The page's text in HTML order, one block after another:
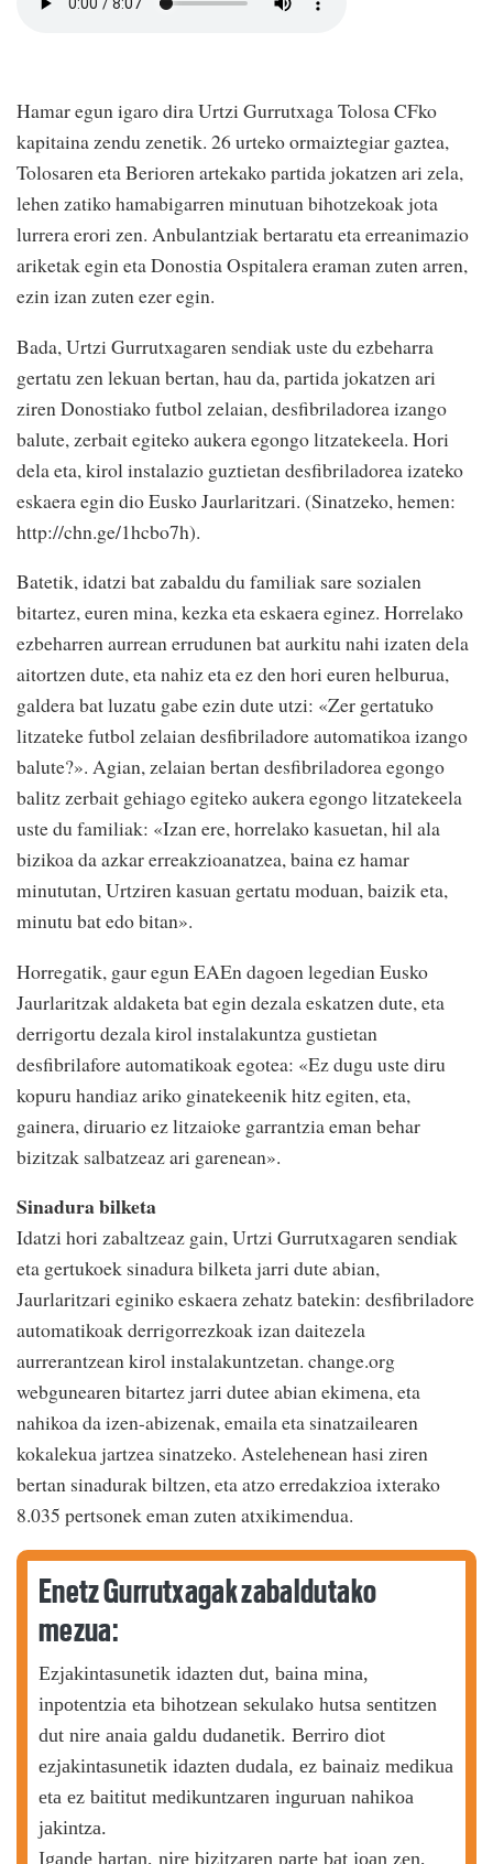
Hamar egun igaro dira Urtzi Gurrutxaga Tolosa CFko
kapitaina zendu zenetik. 26 urteko ormaiztegiar gaztea,
Tolosaren eta Berioren artekako partida jokatzen ari zela,
lehen zatiko hamabigarren minutuan bihotzekoak jota
lurrera erori zen. Anbulantziak bertaratu eta erreanimazio
ariketak egin eta Donostia Ospitalera eraman zuten arren,
ezin izan zuten ezer egin.
Bada, Urtzi Gurrutxagaren sendiak uste du ezbeharra
gertatu zen lekuan bertan, hau da, partida jokatzen ari
ziren Donostiako futbol zelaian, desfibriladorea izango
balute, zerbait egiteko aukera egongo litzatekeela. Hori
dela eta, kirol instalazio guztietan desfibriladorea izateko
eskaera egin dio Eusko Jaurlaritzari. (Sinatzeko, hemen:
http://chn.ge/1hcbo7h).
Batetik, idatzi bat zabaldu du familiak sare sozialen
bitartez, euren mina, kezka eta eskaera eginez. Horrelako
ezbeharren aurrean errudunen bat aurkitu nahi izaten dela
aitortzen dute, eta nahiz eta ez den hori euren helburua,
galdera bat luzatu gabe ezin dute utzi: «Zer gertatuko
litzateke futbol zelaian desfibriladore automatikoa izango
balute?». Agian, zelaian bertan desfibriladorea egongo
balitz zerbait gehiago egiteko aukera egongo litzatekeela
uste du familiak: «Izan ere, horrelako kasuetan, hil ala
bizikoa da azkar erreakzioanatzea, baina ez hamar
minututan, Urtziren kasuan gertatu moduan, baizik eta,
minutu bat edo bitan».
Horregatik, gaur egun EAEn dagoen legedian Eusko
Jaurlaritzak aldaketa bat egin dezala eskatzen dute, eta
derrigortu dezala kirol instalakuntza gustietan
desfibrilafore automatikoak egotea: «Ez dugu uste diru
kopuru handiaz ariko ginatekeenik hitz egiten, eta,
gainera, diruario ez litzaioke garrantzia eman behar
bizitzak salbatzeaz ari garenean».
Sinadura bilketa
Idatzi hori zabaltzeaz gain, Urtzi Gurrutxagaren sendiak
eta gertukoek sinadura bilketa jarri dute abian,
Jaurlaritzari eginiko eskaera zehatz batekin: desfibriladore
automatikoak derrigorrezkoak izan daitezela
aurrerantzean kirol instalakuntzetan. change.org
webgunearen bitartez jarri dutee abian ekimena, eta
nahikoa da izen-abizenak, emaila eta sinatzailearen
kokalekua jartzea sinatzeko. Astelehenean hasi ziren
bertan sinadurak biltzen, eta atzo erredakzioa ixterako
8.035 pertsonek eman zuten atxikimendua.
Enetz Gurrutxagak zabaldutako
mezua:
Ezjakintasunetik idazten dut, baina mina,
inpotentzia eta bihotzean sekulako hutsa sentitzen
dut nire anaia galdu dudanetik. Berriro diot
ezjakintasunetik idazten dudala, ez bainaiz medikua
eta ez baititut medikuntzaren inguruan nahikoa
jakintza.
Igande hartan, nire bizitzaren parte bat joan zen,